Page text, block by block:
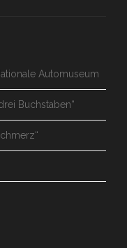
Automuseum
Buchstaben“